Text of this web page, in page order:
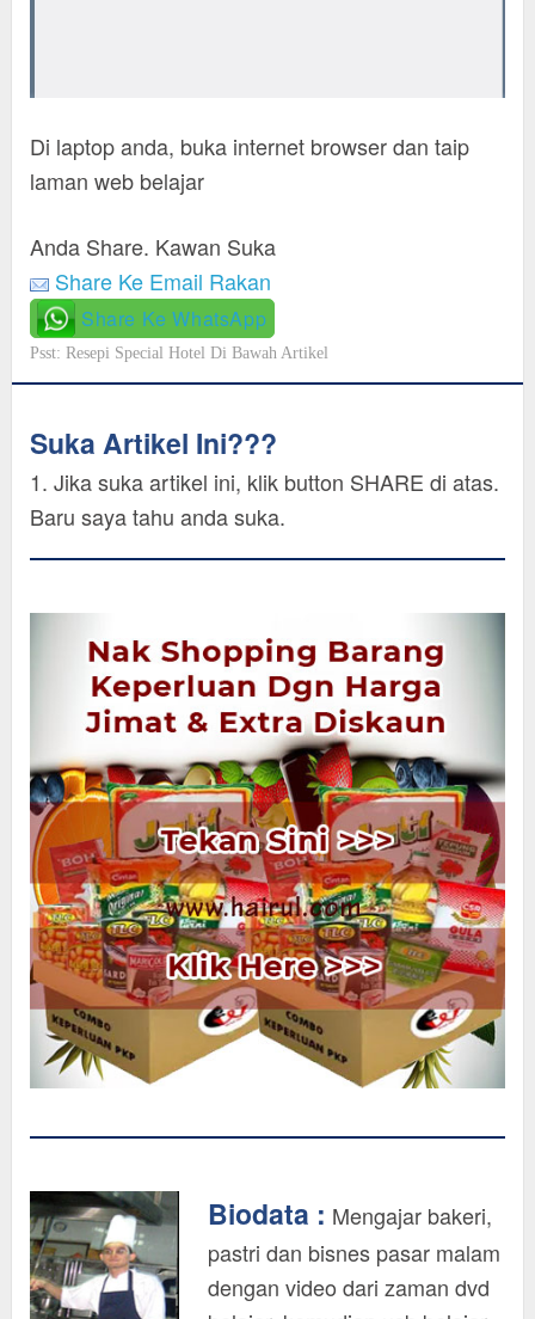
Di laptop anda, buka internet browser dan taip
laman web belajar
Anda Share. Kawan Suka
Share Ke Email Rakan
Share Ke WhatsApp
Psst: Resepi Special Hotel Di Bawah Artikel
Suka Artikel Ini???
1. Jika suka artikel ini, klik button SHARE di atas.
Baru saya tahu anda suka.
Biodata : Mengajar bakeri,
pastri dan bisnes pasar malam
dengan video dari zaman dvd